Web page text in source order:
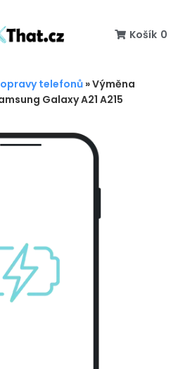
Košík 0
opravy telefonů »Výměna
Galaxy A21 A215